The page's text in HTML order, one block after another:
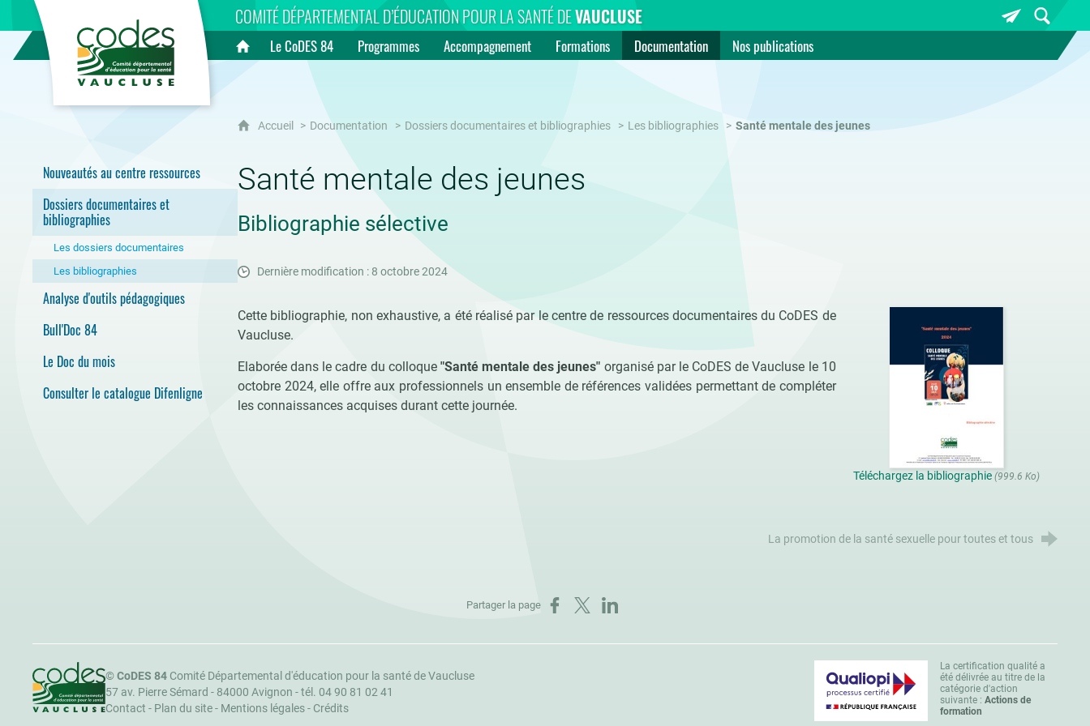
COMITÉ DÉPARTEMENTAL D’ÉDUCATION POUR LA SANTÉ DEVAUCLUSE
Accueil
Le CoDES 84 Programmes Accompagnement Formations Documentation Nos publications
Nouveautés au centre ressources
Dossiers documentaires et
bibliographies
Les dossiers documentaires
Les bibliographies
Analyse d'outils pédagogiques
Bull'Doc 84
Le Doc du mois
Consulter le catalogue Difenligne
Accueil Documentation Dossiers documentaires et bibliographies Les bibliographies Santé mentale des jeunes
Santé mentale des jeunes
Bibliographie sélective
Dernière modification : 8 octobre 2024
Cette bibliographie, non exhaustive, a été réalisé par le centre de ressources documentaires du CoDES de
Vaucluse.
Elaborée dans le cadre du colloque "Santé mentale des jeunes" organisé par le CoDES de Vaucluse le 10
octobre 2024, elle offre aux professionnels un ensemble de références validées permettant de compléter
les connaissances acquises durant cette journée.
Téléchargez la bibliographie(999.6 Ko)
La promotion de la santé sexuelle pour toutes et tous
Partager la page Partager sur Facebook
Partager sur XPartager sur LinkedIn
CoDES 84
©CoDES 84 Comité Départemental d'éducation pour la santé de Vaucluse
57 av. Pierre Sémard - 84000 Avignon -tél. 04 90 81 02 41
Contact - Plan du site- Mentions légales- Crédits
La certification qualité a
été délivrée au titre de la
catégorie d'action
suivante : Actions de
formation